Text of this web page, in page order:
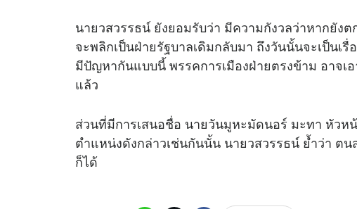
นายวสวรรธน์ ยังยอมรับว่า มีความกังวลว่าหากยัง
จะพลิกเป็นฝ่ายรัฐบาลเดิมกลับมา ถึงวันนั้นจะเป็นเ
มีปัญหากันแบบนี้ พรรคการเมืองฝ่ายตรงข้าม อาจเ
แล้ว
ส่วนที่มีการเสนอชื่อ นายวันมูหะมัดนอร์ มะทา หัวห
ตำแหน่งดังกล่าวเช่นกันนั้น นายวสวรรธน์ ย้ำว่า ต
ก็ได้